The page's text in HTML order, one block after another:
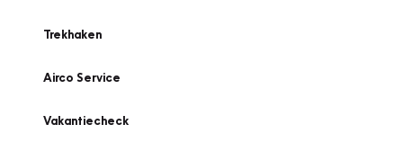
Trekhaken
Airco Service
Vakantiecheck